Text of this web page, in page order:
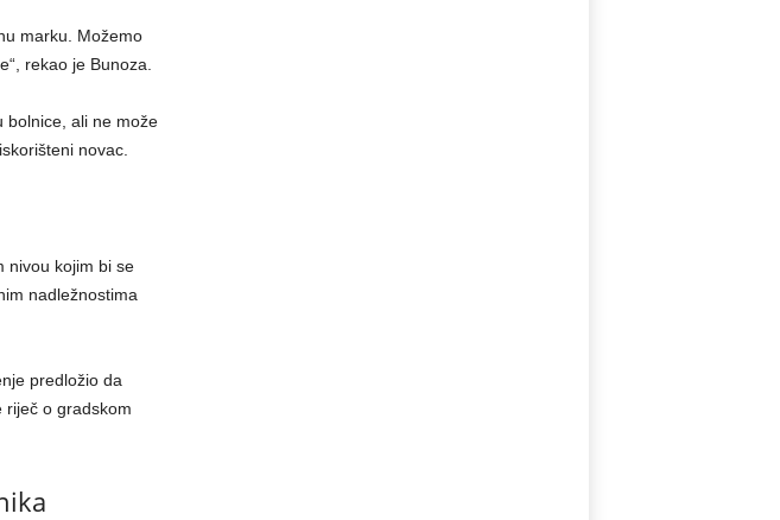
marku. Možemo
rekao je Bunoza.
bolnice, ali ne može
novac.
nivou kojim bi se
nadležnostima
predložio da
riječ o gradskom